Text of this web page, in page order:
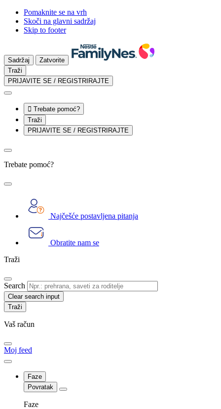
Pomaknite se na vrh
Skoči na glavni sadržaj
Skip to footer
Sadržaj
Zatvorite
Traži
PRIJAVITE SE / REGISTRIRAJTE
 Trebate pomoć?
Traži
PRIJAVITE SE / REGISTRIRAJTE
Trebate pomoć?
Najčešće postavljena pitanja
Obratite nam se
Traži
Search
Clear search input
Vaš račun
Moj feed
Faze
Povratak
Faze